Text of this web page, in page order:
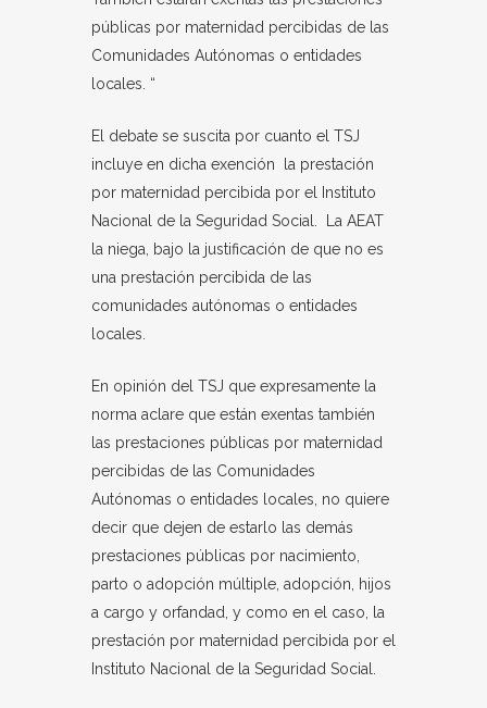
públicas por maternidad percibidas de las
Comunidades Autónomas o entidades
locales. “
El debate se suscita por cuanto el TSJ
incluye en dicha exención la prestación
por maternidad percibida por el Instituto
Nacional de la Seguridad Social. La AEAT
la niega, bajo la justificación de que no es
una prestación percibida de las
comunidades autónomas o entidades
locales.
En opinión del TSJ que expresamente la
norma aclare que están exentas también
las prestaciones públicas por maternidad
percibidas de las Comunidades
Autónomas o entidades locales, no quiere
decir que dejen de estarlo las demás
prestaciones públicas por nacimiento,
parto o adopción múltiple, adopción, hijos
a cargo y orfandad, y como en el caso, la
prestación por maternidad percibida por el
Instituto Nacional de la Seguridad Social.